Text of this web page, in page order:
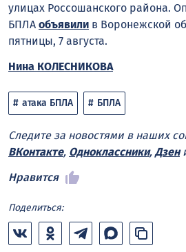
улицах Россошанского района.
БПЛА объявили в Воронежской
пятницы, 7 августа.
Нина КОЛЕСНИКОВА
атака БПЛА БПЛА
Следите за новостями в наших
ВКонтакте, Одноклассники, Дзен
Нравится
Поделиться: